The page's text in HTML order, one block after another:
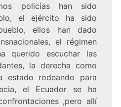
policías han sido
el ejército ha sido
ellos han dado
el régimen
querido escuchar las
la derecha como
estado rodeando para
el Ecuador se ha
,pero allí